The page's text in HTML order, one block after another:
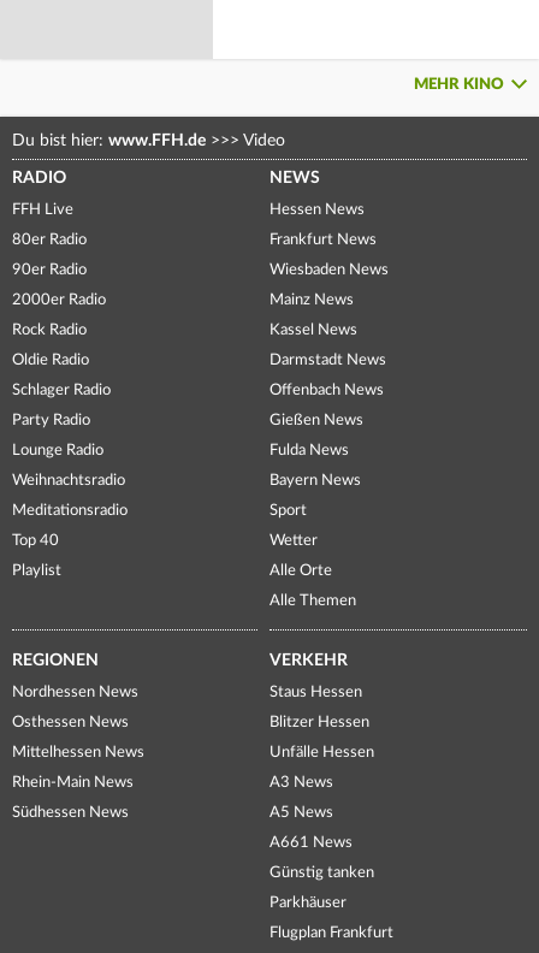
MEHR KINO
Du bist hier: www.FFH.de >>> Video
RADIO
FFH Live
80er Radio
90er Radio
2000er Radio
Rock Radio
Oldie Radio
Schlager Radio
Party Radio
Lounge Radio
Weihnachtsradio
Meditationsradio
Top 40
Playlist
NEWS
Hessen News
Frankfurt News
Wiesbaden News
Mainz News
Kassel News
Darmstadt News
Offenbach News
Gießen News
Fulda News
Bayern News
Sport
Wetter
Alle Orte
Alle Themen
REGIONEN
Nordhessen News
Osthessen News
Mittelhessen News
Rhein-Main News
Südhessen News
VERKEHR
Staus Hessen
Blitzer Hessen
Unfälle Hessen
A3 News
A5 News
A661 News
Günstig tanken
Parkhäuser
Flugplan Frankfurt